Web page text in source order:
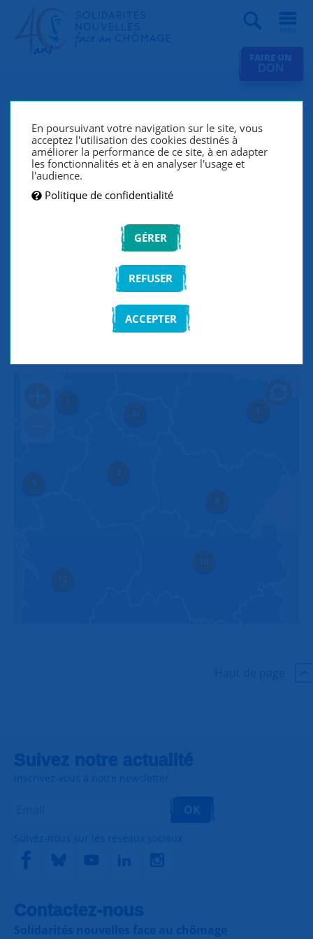
SNC accompagne les chercheurs d'emploi grâce à un
réseau de 157 groupes de solidarité répartis sur le
territoire français. Pour contacter un groupe de
solidarité près de chez vous, entrez votre ville ou code
postal ou cliquez sur votre région.
15
5
3
7
47
3
12
3
FAIRE UN
DON
Recherche
Suivez notre actualité
Inscrivez-vous à notre newsletter
OK
Suivez-nous sur les réseaux sociaux
Contactez-nous
Solidarités nouvelles face au chômage
En poursuivant votre navigation sur le site, vous
acceptez l'utilisation des cookies destinés à
améliorer la performance de ce site, à en adapter
les fonctionnalités et à en analyser l'usage et
l'audience.
Politique de confidentialité
GÉRER
REFUSER
ACCEPTER